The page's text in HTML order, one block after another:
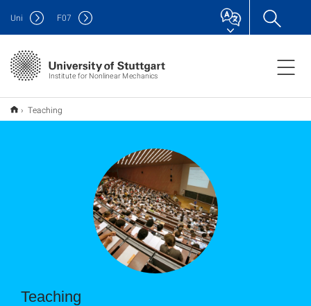
Institute for Nonlinear Mechanics
Uni F07
Teaching
Teaching